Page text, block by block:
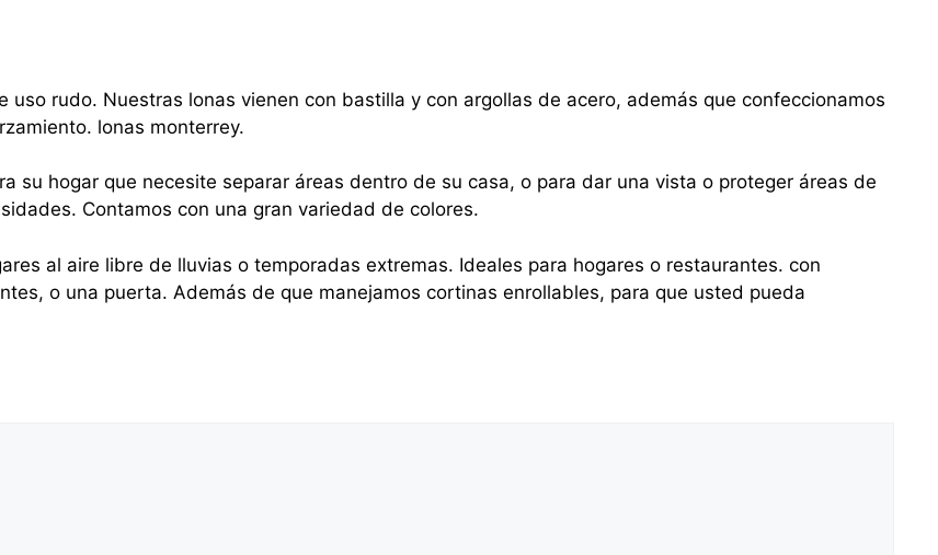
uso rudo. Nuestras lonas vienen con bastilla y con argollas de acero, además que confeccionamos
lonas monterrey.
su hogar que necesite separar áreas dentro de su casa, o para dar una vista o proteger áreas de
Contamos con una gran variedad de colores.
al aire libre de lluvias o temporadas extremas. Ideales para hogares o restaurantes. con
o una puerta. Además de que manejamos cortinas enrollables, para que usted pueda